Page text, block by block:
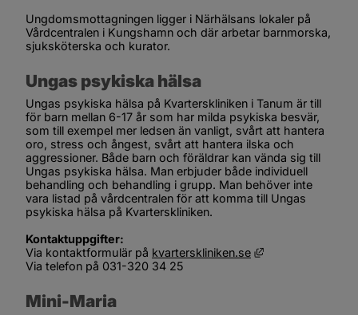
Ungdomsmottagningen ligger i Närhälsans lokaler på
Vårdcentralen i Kungshamn och där arbetar barnmorska,
sjuksköterska och kurator.
Ungas psykiska hälsa
Ungas psykiska hälsa på Kvarterskliniken i Tanum är till
för barn mellan 6-17 år som har milda psykiska besvär,
som till exempel mer ledsen än vanligt, svårt att hantera
oro, stress och ångest, svårt att hantera ilska och
aggressioner. Både barn och föräldrar kan vända sig till
Ungas psykiska hälsa. Man erbjuder både individuell
behandling och behandling i grupp. Man behöver inte
vara listad på vårdcentralen för att komma till Ungas
psykiska hälsa på Kvarterskliniken.
Kontaktuppgifter:
Via kontaktformulär på kvarterskliniken.se
Länk till annan
Via telefon på 031-320 34 25
Mini-Maria